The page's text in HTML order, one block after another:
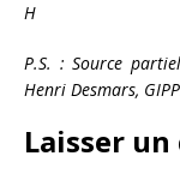
H
P.S. : Source
Henri Desmars,
Laisser